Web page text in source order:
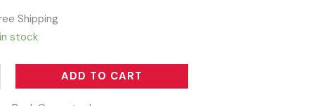
Shipping
stock
ADD TO CART